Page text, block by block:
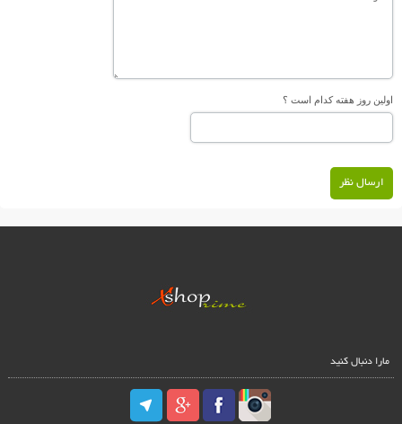
اولین روز هفته کدام است ؟
ارسال نظر
مارا دنبال کنید